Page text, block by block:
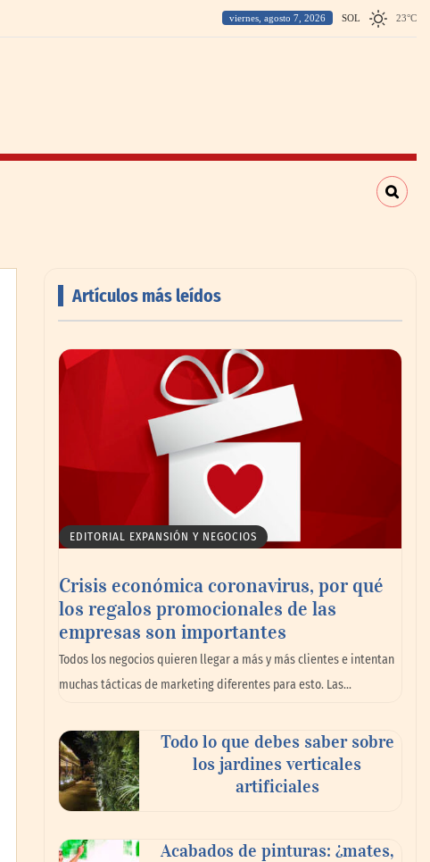
viernes, agosto 7, 2026 SOL 23°C
Artículos más leídos
EDITORIAL EXPANSIÓN Y NEGOCIOS
Crisis económica coronavirus, por qué
los regalos promocionales de las
empresas son importantes
Todos los negocios quieren llegar a más y más clientes e intentan
muchas tácticas de marketing diferentes para esto. Las…
Todo lo que debes saber sobre
los jardines verticales
artificiales
Acabados de pinturas: ¿mates,